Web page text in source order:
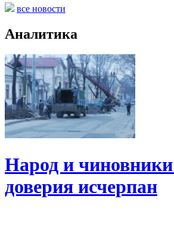
все новости
Аналитика
Народ и
доверия исчерпан